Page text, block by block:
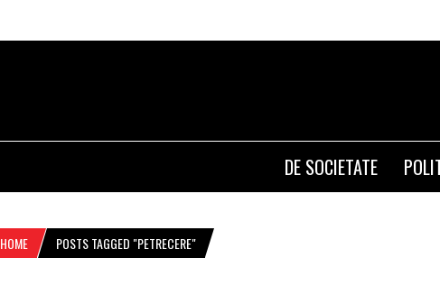
DE SOCIETATE
HOME POSTS TAGGED "PETRECERE"